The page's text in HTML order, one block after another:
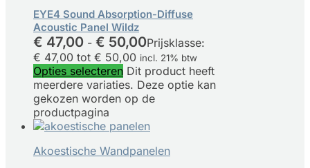
EYE4 Sound Absorption-Diffuse
Acoustic Panel Wildz
€ 47,00 - € 50,00Prijsklasse:
€ 47,00 tot € 50,00 incl. 21% btw
Opties selecteren Dit product heeft
meerdere variaties. Deze optie kan
gekozen worden op de
productpagina
Akoestische Wandpanelen